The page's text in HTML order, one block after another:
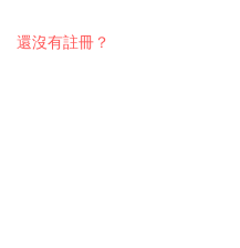
還沒有註冊？